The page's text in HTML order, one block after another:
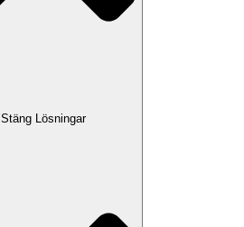
Stäng Lösningar